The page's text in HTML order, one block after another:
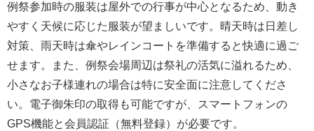
例祭参加時の服装は屋外での行事が中心となるため、動き
やすく天候に応じた服装が望ましいです。晴天時は日差し
対策、雨天時は傘やレインコートを準備すると快適に過ご
せます。また、例祭会場周辺は祭礼の活気に溢れるため、
小さなお子様連れの場合は特に安全面に注意してくださ
い。電子御朱印の取得も可能ですが、スマートフォンの
GPS機能と会員認証（無料登録）が必要です。